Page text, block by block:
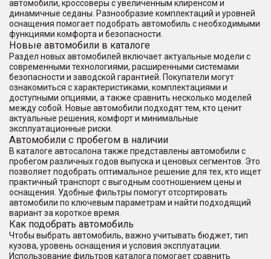
автомобили, кроссоверы с увеличенным клиренсом и
динамичные седаны. Разнообразие комплектаций и уровней
оснащения помогает подобрать автомобиль с необходимыми
функциями комфорта и безопасности.
Новые автомобили в каталоге
Раздел новых автомобилей включает актуальные модели с
современными технологиями, расширенными системами
безопасности и заводской гарантией. Покупатели могут
ознакомиться с характеристиками, комплектациями и
доступными опциями, а также сравнить несколько моделей
между собой. Новые автомобили подходят тем, кто ценит
актуальные решения, комфорт и минимальные
эксплуатационные риски.
Автомобили с пробегом в наличии
В каталоге автосалона также представлены автомобили с
пробегом различных годов выпуска и ценовых сегментов. Это
позволяет подобрать оптимальное решение для тех, кто ищет
практичный транспорт с выгодным соотношением цены и
оснащения. Удобные фильтры помогут отсортировать
автомобили по ключевым параметрам и найти подходящий
вариант за короткое время.
Как подобрать автомобиль
Чтобы выбрать автомобиль, важно учитывать бюджет, тип
кузова, уровень оснащения и условия эксплуатации.
Использование фильтров каталога помогает сравнить